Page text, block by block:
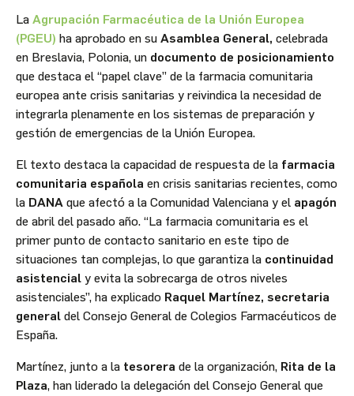
La Agrupación Farmacéutica de la Unión Europea
(PGEU) ha aprobado en su Asamblea General, celebrada
en Breslavia, Polonia, un documento de posicionamiento
que destaca el “papel clave” de la farmacia comunitaria
europea ante crisis sanitarias y reivindica la necesidad de
integrarla plenamente en los sistemas de preparación y
gestión de emergencias de la Unión Europea.
El texto destaca la capacidad de respuesta de la farmacia
comunitaria española en crisis sanitarias recientes, como
la DANA que afectó a la Comunidad Valenciana y el apagón
de abril del pasado año. “La farmacia comunitaria es el
primer punto de contacto sanitario en este tipo de
situaciones tan complejas, lo que garantiza la continuidad
asistencial y evita la sobrecarga de otros niveles
asistenciales”, ha explicado Raquel Martínez, secretaria
general del Consejo General de Colegios Farmacéuticos de
España.
Martínez, junto a la tesorera de la organización, Rita de la
Plaza, han liderado la delegación del Consejo General que